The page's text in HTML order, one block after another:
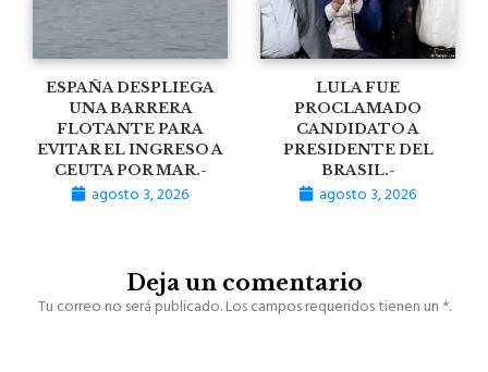
ESPAÑA DESPLIEGA
UNA BARRERA
FLOTANTE PARA
EVITAR EL INGRESO A
CEUTA POR MAR.-
agosto 3, 2026
LULA FUE
PROCLAMADO
CANDIDATO A
PRESIDENTE DEL
BRASIL.-
agosto 3, 2026
Deja un comentario
Tu correo no será publicado. Los campos requeridos tienen un *.